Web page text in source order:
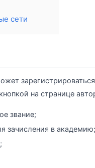
сети
на странице
звание;
зачисления в академию;